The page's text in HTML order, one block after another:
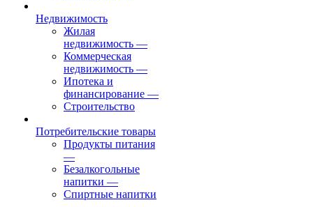
Недвижимость
Жилая
недвижимость —
Коммерческая
недвижимость —
Ипотека и
финансирование —
Строительство
Потребительские товары
Продукты питания
—
Безалкогольные
напитки —
Спиртные напитки